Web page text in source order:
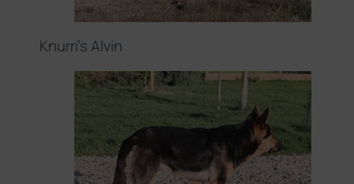
Knurri’s Alvin